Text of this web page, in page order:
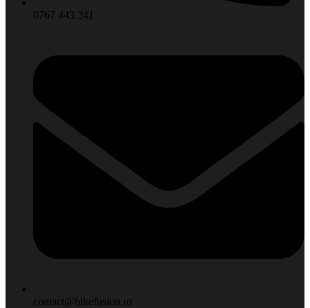
0767 443 341
contact@bikefusion.ro